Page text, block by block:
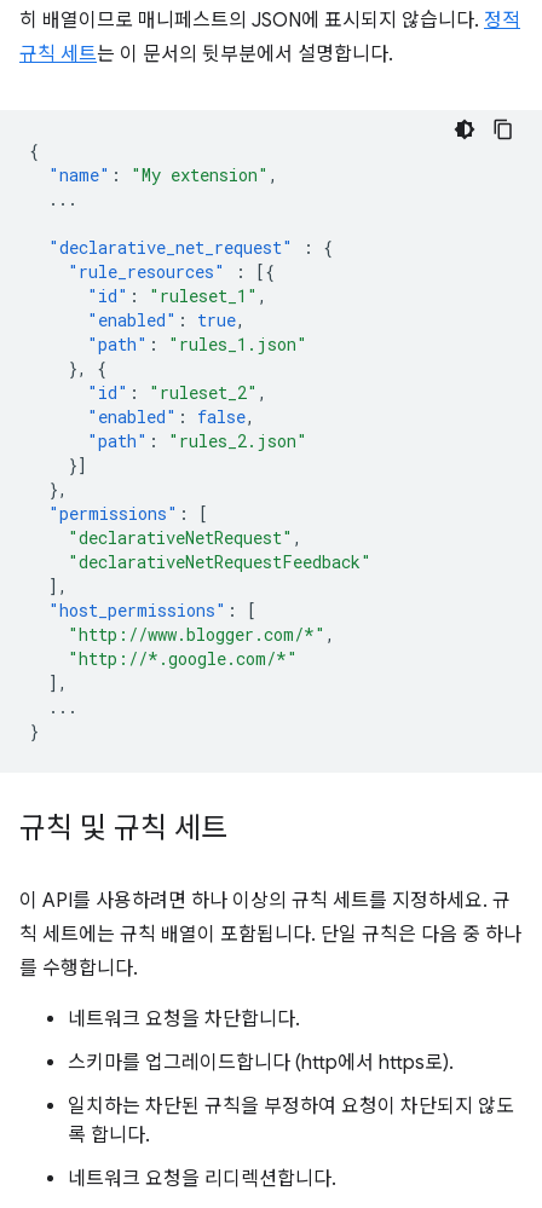
히 배열이므로 매니페스트의 JSON에 표시되지 않습니다. 정적
규칙 세트는 이 문서의 뒷부분에서 설명합니다.
{
"name" : "My extension" ,
...
"declarative_net_request" :
{
"rule_resources"
:
[{
"id" : "ruleset_1" ,
"enabled" : true,
"path" :
"rules_1.json"
},
{
"id" : "ruleset_2" ,
"enabled" : false,
"path" :
"rules_2.json"
}]
},
"permissions" :
[
"declarativeNetRequest" ,
"declarativeNetRequestFeedback"
],
"host_permissions" :
[
"http://www.blogger.com/*" ,
"http://*.google.com/*"
],
...
}
규칙 및 규칙 세트
이 API를 사용하려면 하나 이상의 규칙 세트를 지정하세요. 규
칙 세트에는 규칙 배열이 포함됩니다. 단일 규칙은 다음 중 하나
를 수행합니다.
네트워크 요청을 차단합니다.
스키마를 업그레이드합니다 (http에서 https로).
일치하는 차단된 규칙을 부정하여 요청이 차단되지 않도
록 합니다.
네트워크 요청을 리디렉션합니다.